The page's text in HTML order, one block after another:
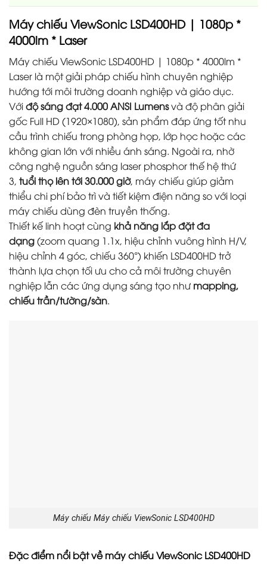
Máy chiếu ViewSonic LSD400HD | 1080p *
4000lm * Laser
Máy chiếu ViewSonic LSD400HD | 1080p * 4000lm *
Laser là một giải pháp chiếu hình chuyên nghiệp
hướng tới môi trường doanh nghiệp và giáo dục.
Vớiđộ sáng đạt 4.000 ANSI Lumensvà độ phân giải
gốc Full HD (1920×1080), sản phẩm đáp ứng tốt nhu
cầu trình chiếu trong phòng họp, lớp học hoặc các
không gian lớn với nhiều ánh sáng. Ngoài ra, nhờ
công nghệ nguồn sáng laser phosphor thế hệ thứ
3, tuổi thọ lên tới 30.000 giờ, máy chiếu giúp giảm
thiểu chi phí bảo trì và tiết kiệm điện năng so với loại
máy chiếu dùng đèn truyền thống.
Thiết kế linh hoạt cùng khả năng lắp đặt đa
dạng(zoom quang 1.1x, hiệu chỉnh vuông hình H/V,
hiệu chỉnh 4 góc, chiếu 360°) khiến LSD400HD trở
thành lựa chọn tối ưu cho cả môi trường chuyên
nghiệp lẫn các ứng dụng sáng tạo như mapping,
chiếu trần/tường/sàn.
Máy chiếu Máy chiếu ViewSonic LSD400HD
Đặc điểm nổi bậtvề máy chiếu ViewSonic LSD400HD